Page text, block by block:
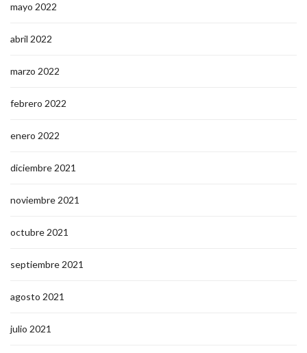
mayo 2022
abril 2022
marzo 2022
febrero 2022
enero 2022
diciembre 2021
noviembre 2021
octubre 2021
septiembre 2021
agosto 2021
julio 2021